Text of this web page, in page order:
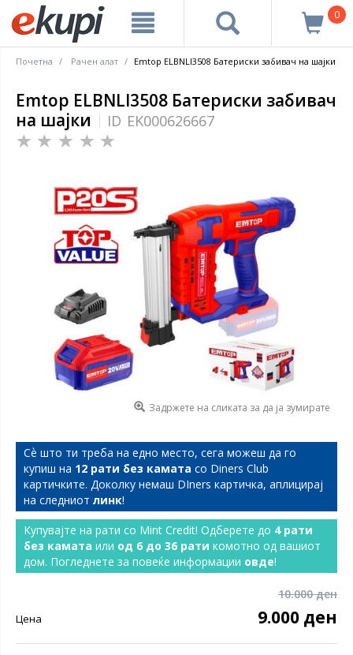
0
Почетна Рачен алат Emtop ELBNLI3508 Батериски забивач на шајки
Emtop ELBNLI3508 Батериски забивач
на шајки
ID EK000626667
Задржете на сликата за да ја зумирате
Сѐ што ти треба на едно место, сега можеш да го
купиш на 12 рати без камата со Diners Club
картичките. Доколку немаш DIners картичка, аплицирај
на следниот линк!
Купувајте на рати со Mint Credit! Одберете до 4 рати
без камата или од 6 до 36 рати комотно од вашиот
дом. Погледнете за повеќе информации овде!
10.000 ден
Цена 9.000 ден